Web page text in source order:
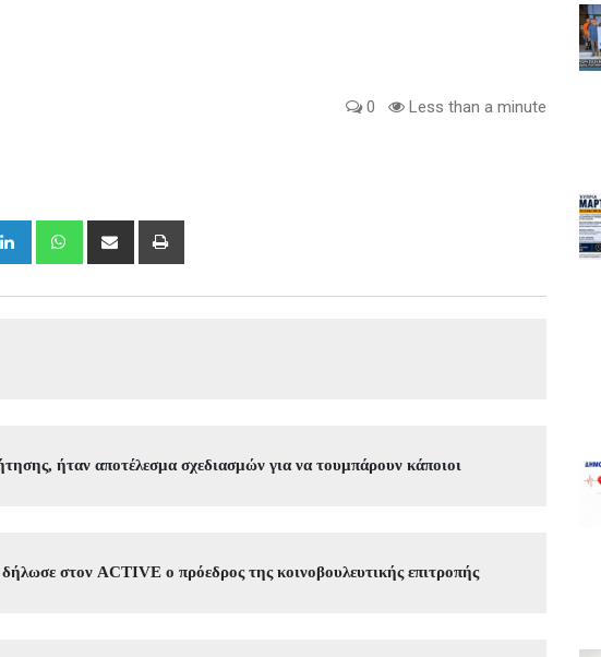
0 Less than a minute
LinkedIn WhatsappShare
ήταν αποτέλεσμα σχεδιασμών για να τουμπάρουν κάποιοι
στον ACTIVE o πρόεδρος της κοινοβουλευτικής επιτροπής